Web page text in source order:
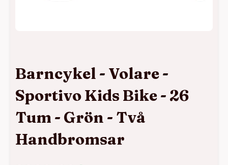
Barncykel - Volare -
Sportivo Kids Bike - 26
Tum - Grön - Två
Handbromsar